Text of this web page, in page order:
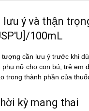
lưu ý và thận
100mL
tượng cần lưu ý trước khi
phụ nữ cho con bú, trẻ em
trong thành phần của
kỳ mang thai